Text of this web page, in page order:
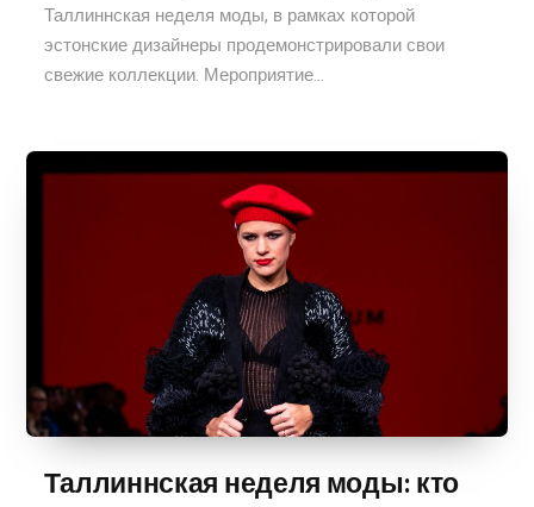
Таллиннская неделя моды, в рамках которой
эстонские дизайнеры продемонстрировали свои
свежие коллекции. Мероприятие...
Таллиннская неделя моды: кто